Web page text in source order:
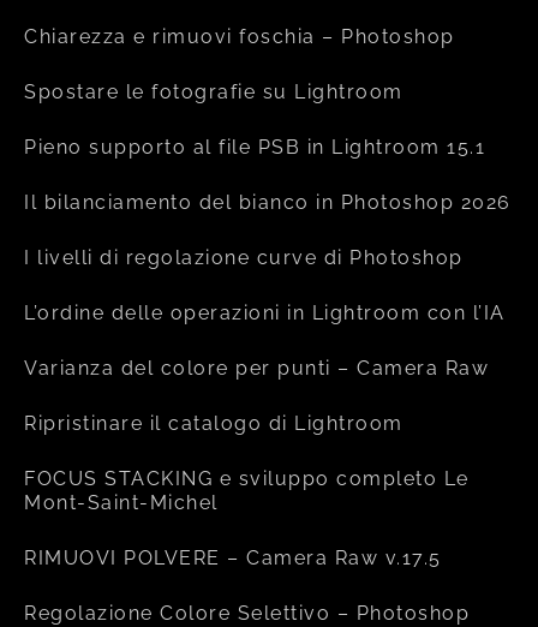
Chiarezza e rimuovi foschia – Photoshop
Spostare le fotografie su Lightroom
Pieno supporto al file PSB in Lightroom 15.1
Il bilanciamento del bianco in Photoshop 2026
I livelli di regolazione curve di Photoshop
L’ordine delle operazioni in Lightroom con l’IA
Varianza del colore per punti – Camera Raw
Ripristinare il catalogo di Lightroom
FOCUS STACKING e sviluppo completo Le
Mont-Saint-Michel
RIMUOVI POLVERE – Camera Raw v.17.5
Regolazione Colore Selettivo – Photoshop